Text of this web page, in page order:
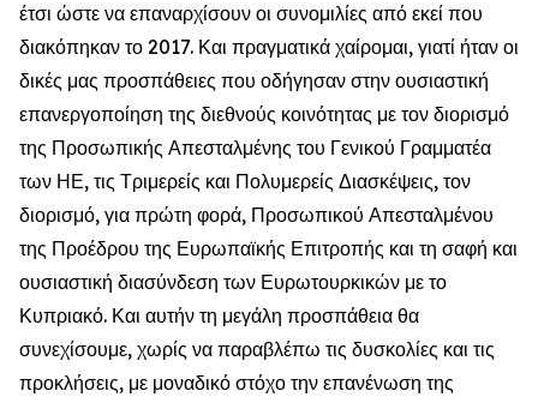
έτσι ώστε να επαναρχίσουν οι συνομιλίες από εκεί που
διακόπηκαν το 2017. Και πραγματικά χαίρομαι, γιατί ήταν οι
δικές μας προσπάθειες που οδήγησαν στην ουσιαστική
επανεργοποίηση της διεθνούς κοινότητας με τον διορισμό
της Προσωπικής Απεσταλμένης του Γενικού Γραμματέα
των ΗΕ, τις Τριμερείς και Πολυμερείς Διασκέψεις, τον
διορισμό, για πρώτη φορά, Προσωπικού Απεσταλμένου
της Προέδρου της Ευρωπαϊκής Επιτροπής και τη σαφή και
ουσιαστική διασύνδεση των Ευρωτουρκικών με το
Κυπριακό. Και αυτήν τη μεγάλη προσπάθεια θα
συνεχίσουμε, χωρίς να παραβλέπω τις δυσκολίες και τις
προκλήσεις, με μοναδικό στόχο την επανένωση της